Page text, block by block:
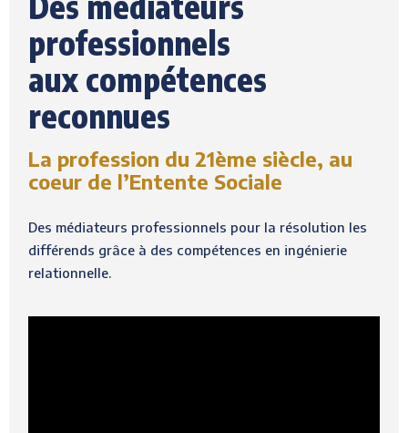
professionnels
aux compétences
reconnues
La profession du 21ème siècle, au
coeur de l’Entente Sociale
Des médiateurs professionnels pour la résolution les
différends grâce à des compétences en ingénierie
relationnelle.